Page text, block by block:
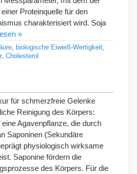
Proteinquelle für den
charakterisiert wird. Soja
»
biologische Eiweiß-Wertigkeit
, Cholesterol
für schmerzfreie Gelenke
Reinigung des Körpers:
Agavenpflanze, die durch
Saponinen (Sekundäre
physiologisch wirksame
Saponine fördern die
des Körpers. Für die